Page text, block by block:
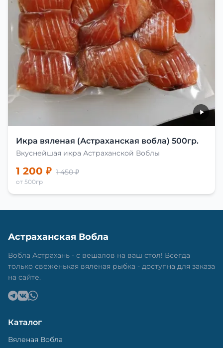
Икра вяленая (Астраханская вобла) 500гр.
Вкуснейшая икра Астраханской Воблы
1 200 ₽ 1 450 ₽
от 500гр
Астраханская Вобла
Вобла Астрахань - с вешалов на ваш стол! Всегда
только свеженькая вяленая рыбка - доступна для заказа
на сайте.
Каталог
Вяленая Вобла